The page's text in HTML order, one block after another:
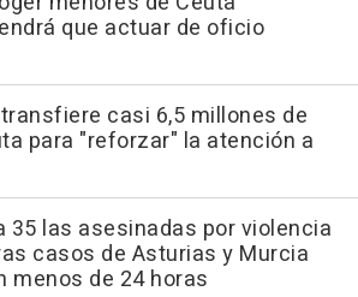
que actuar de oficio
casi 6,5 millones de
para "reforzar" la atención a
35 las asesinadas por violencia
casos de Asturias y Murcia
menos de 24 horas